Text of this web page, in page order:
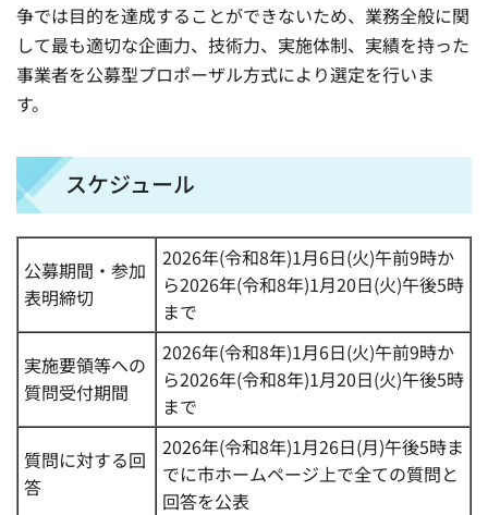
争では目的を達成することができないため、業務全般に関
して最も適切な企画力、技術力、実施体制、実績を持った
事業者を公募型プロポーザル方式により選定を行いま
す。
スケジュール
公募期間・参加
表明締切
2026年(令和8年)1月6日(火)午前9時か
ら2026年(令和8年)1月20日(火)午後5時
まで
実施要領等への
質問受付期間
2026年(令和8年)1月6日(火)午前9時か
ら2026年(令和8年)1月20日(火)午後5時
まで
質問に対する回
答
2026年(令和8年)1月26日(月)午後5時ま
でに市ホームページ上で全ての質問と
回答を公表